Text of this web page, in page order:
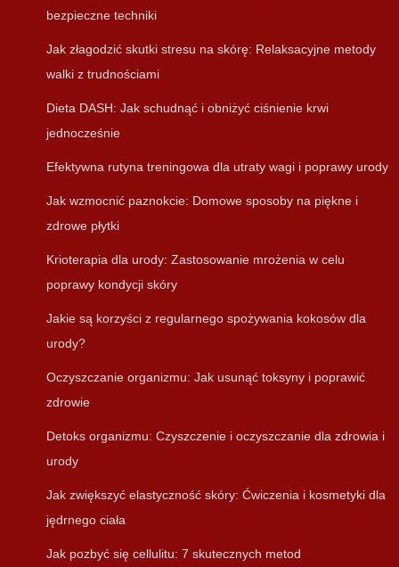
bezpieczne techniki
Jak złagodzić skutki stresu na skórę: Relaksacyjne metody
walki z trudnościami
Dieta DASH: Jak schudnąć i obniżyć ciśnienie krwi
jednocześnie
Efektywna rutyna treningowa dla utraty wagi i poprawy urody
Jak wzmocnić paznokcie: Domowe sposoby na piękne i
zdrowe płytki
Krioterapia dla urody: Zastosowanie mrożenia w celu
poprawy kondycji skóry
Jakie są korzyści z regularnego spożywania kokosów dla
urody?
Oczyszczanie organizmu: Jak usunąć toksyny i poprawić
zdrowie
Detoks organizmu: Czyszczenie i oczyszczanie dla zdrowia i
urody
Jak zwiększyć elastyczność skóry: Ćwiczenia i kosmetyki dla
jędrnego ciała
Jak pozbyć się cellulitu: 7 skutecznych metod